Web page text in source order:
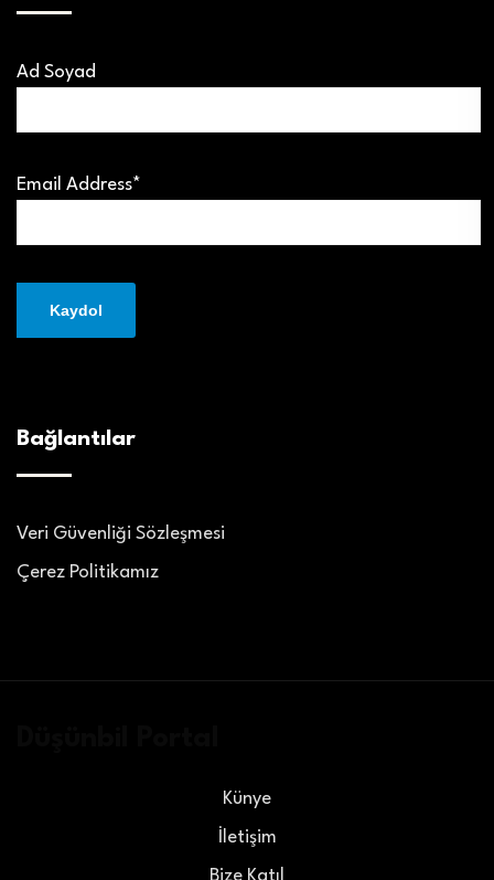
Ad Soyad
Email Address*
Bağlantılar
Veri Güvenliği Sözleşmesi
Çerez Politikamız
Künye
İletişim